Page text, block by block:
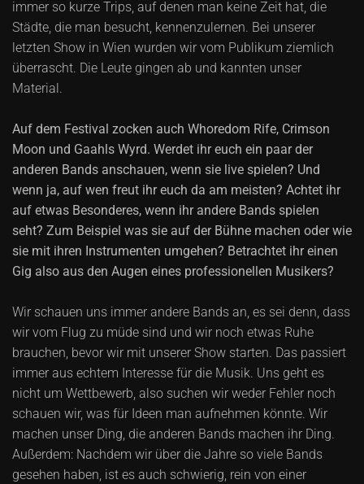
immer so kurze Trips, auf denen man keine Zeit hat, die
Städte, die man besucht, kennenzulernen. Bei unserer
letzten Show in Wien wurden wir vom Publikum ziemlich
überrascht. Die Leute gingen ab und kannten unser
Material.
Auf dem Festival zocken auch Whoredom Rife, Crimson
Moon und Gaahls Wyrd. Werdet ihr euch ein paar der
anderen Bands anschauen, wenn sie live spielen? Und
wenn ja, auf wen freut ihr euch da am meisten? Achtet ihr
auf etwas Besonderes, wenn ihr andere Bands spielen
seht? Zum Beispiel was sie auf der Bühne machen oder wie
sie mit ihren Instrumenten umgehen? Betrachtet ihr einen
Gig also aus den Augen eines professionellen Musikers?
Wir schauen uns immer andere Bands an, es sei denn, dass
wir vom Flug zu müde sind und wir noch etwas Ruhe
brauchen, bevor wir mit unserer Show starten. Das passiert
immer aus echtem Interesse für die Musik. Uns geht es
nicht um Wettbewerb, also suchen wir weder Fehler noch
schauen wir, was für Ideen man aufnehmen könnte. Wir
machen unser Ding, die anderen Bands machen ihr Ding.
Außerdem: Nachdem wir über die Jahre so viele Bands
gesehen haben, ist es auch schwierig, rein von einer